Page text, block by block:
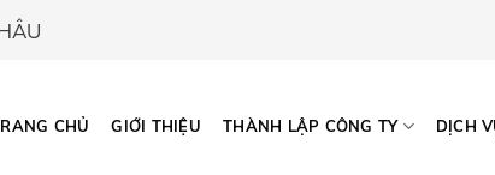
CHỦ GIỚI THIỆU THÀNH LẬP CÔNG TY DỊCH